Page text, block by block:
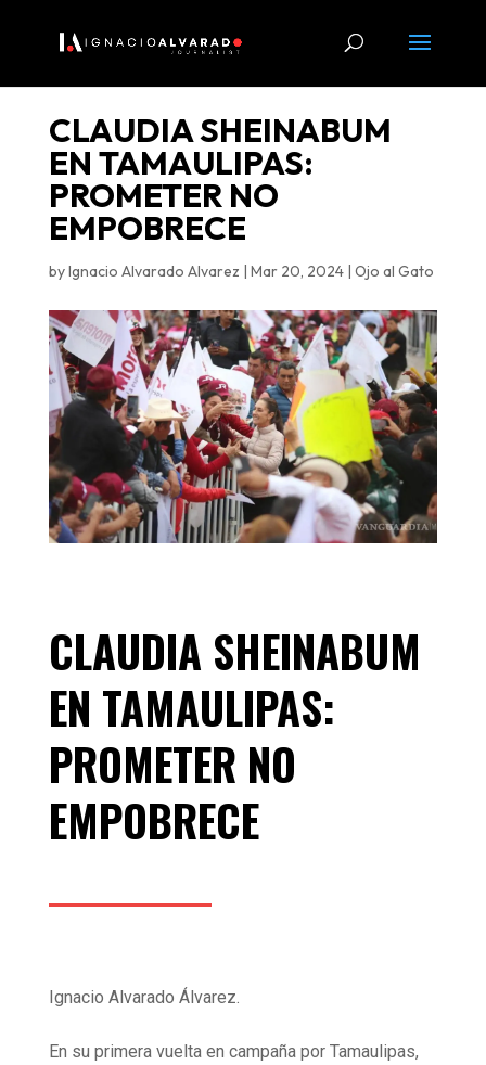
CLAUDIA SHEINABUM
EN TAMAULIPAS:
PROMETER NO
EMPOBRECE
byIgnacio Alvarado Alvarez | Mar 20, 2024| Ojo al Gato
CLAUDIA SHEINABUM
EN TAMAULIPAS:
PROMETER NO
EMPOBRECE
Ignacio Alvarado Álvarez.
En su primera vuelta en campaña por Tamaulipas,